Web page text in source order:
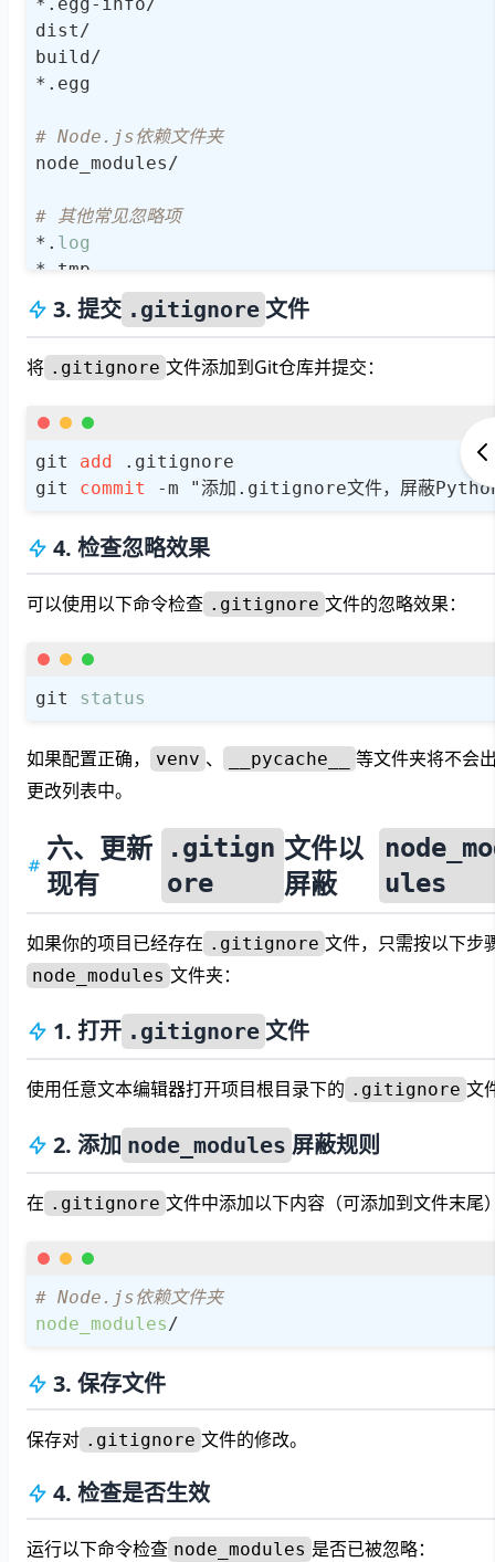
dist/
build/
*.egg
# Node.js依赖文件夹
node_modules/
# 其他常见忽略项
*. log
*.tmp
3. 提交 .gitignore 文件
将 .gitignore 文件添加到Git仓库并提交：
git add .gitignore
git commit -m "添加.gitignore文件，屏蔽
4. 检查忽略效果
可以使用以下命令检查 .gitignore 文件的忽略效果：
git status
如果配置正确， venv 、 __pycache__
等文件夹将不会
更改列表中。
六、更新
现有
.gitign
ore
文件以
屏蔽
ules
如果你的项目已经存在 .gitignore 文件，只需按以下步
node_modules 文件夹：
1. 打开 .gitignore 文件
使用任意文本编辑器打开项目根目录下的 .gitignore 文
2. 添加 node_modules 屏蔽规则
在 .gitignore 文件中添加以下内容（可添加到文件末尾
# Node.js依赖文件夹
node_modules/
3. 保存文件
保存对 .gitignore 文件的修改。
4. 检查是否生效
运行以下命令检查 node_modules 是否已被忽略：